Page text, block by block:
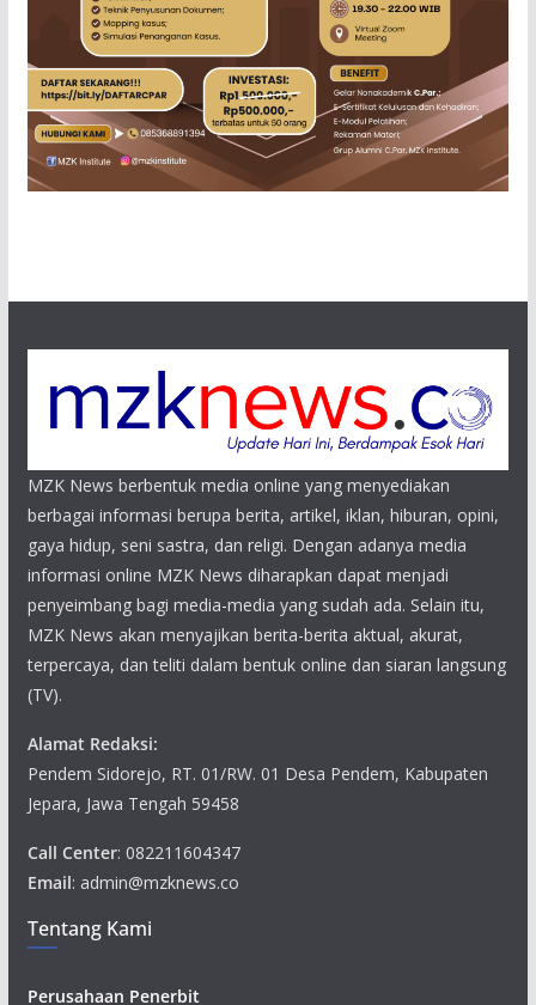
MZK News berbentuk media online yang menyediakan
berbagai informasi berupa berita, artikel, iklan, hiburan, opini,
gaya hidup, seni sastra, dan religi. Dengan adanya media
informasi online MZK News diharapkan dapat menjadi
penyeimbang bagi media-media yang sudah ada. Selain itu,
MZK News akan menyajikan berita-berita aktual, akurat,
terpercaya, dan teliti dalam bentuk online dan siaran langsung
(TV).
Alamat Redaksi:
Pendem Sidorejo, RT. 01/RW. 01 Desa Pendem, Kabupaten
Jepara, Jawa Tengah 59458
Call Center: 082211604347
Email: admin@mzknews.co
Tentang Kami
Perusahaan Penerbit